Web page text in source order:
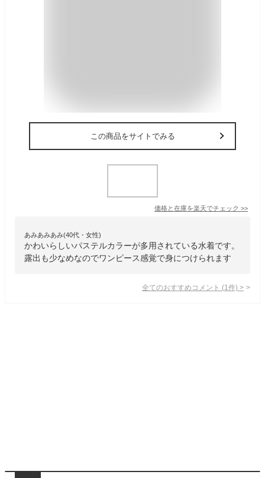
この商品をサイトでみる
価格と在庫を楽天でチェック >>
あみあみあみ(40代・女性)
かわいらしいパステルカラーが多用されている水着です。
露出も少なめなのでワンピース感覚で身につけられます
全てのおすすめコメント (1 件) >